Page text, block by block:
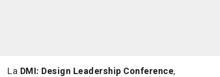
La DMI: Design Leadership Conference,